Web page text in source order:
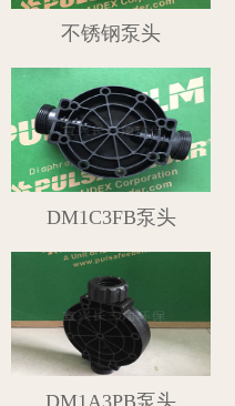
不锈钢泵头
DM1C3FB泵头
DM1A3PB泵头